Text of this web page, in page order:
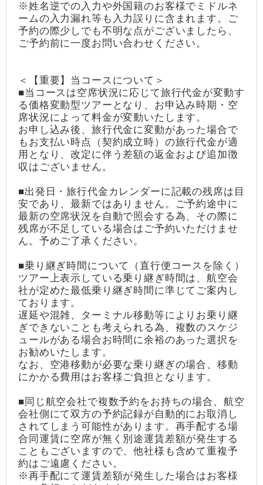
※姓名逆での入力や外国籍のお客様でミドルネ
ームの入力漏れ等も入力誤りに含まれます。ご
予約の際少しでも不明な点がございましたら、
ご予約前に一度お問い合わせください。
＜【重要】当コースについて＞
■当コースは空席状況に応じて旅行代金が変動す
る価格変動型ツアーとなり、お申込み時期・空
席状況によって料金が変動いたします。
お申し込み後、旅行代金に変動があった場合で
もお支払い時点（契約成立時）の旅行代金が適
用となり、改定に伴う差額の返金および追加徴
収はございません。
■出発日・旅行代金カレンダーに記載の残席は目
安であり、最新ではありません。ご予約途中に
最新の空席状況を自動で照会する為、その際に
残席が不足している場合はご予約いただけませ
ん。予めご了承ください。
■乗り継ぎ時間について（直行便コースを除く）
ツアー上表示している乗り継ぎ時間は、航空会
社が定めた最低乗り継ぎ時間に準じてご案内し
ております。
遅延や混雑、ターミナル移動等によりお乗り継
ぎできないことも考えられる為、複数のスケジ
ュールがある場合お時間に余裕のあった選択を
お勧めいたします。
なお、空港移動が必要な乗り継ぎの場合、移動
にかかる費用はお客様ご負担となります。
■同じ航空会社で複数予約をお持ちの場合、航空
会社側にて双方の予約記録が自動的にお取消し
されてしまう可能性があります。再手配する場
合同運賃に空席が無く別途運賃差額が発生する
こともございますので、他社様も含めて重複予
約はご遠慮ください。
※再手配にて運賃差額が発生した場合はお客様